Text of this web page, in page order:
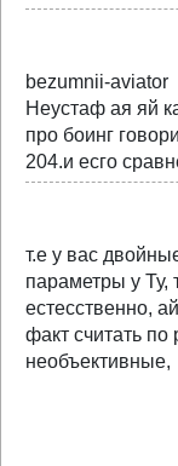
bezumnii-aviator
Неустаф ая яй
про боинг
204.и есго
т.е у вас
параметры у Ту,
естесственно,
факт считать
необъективные,